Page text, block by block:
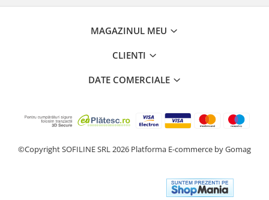
MAGAZINUL MEU
CLIENTI
DATE COMERCIALE
©Copyright SOFILINE SRL 2026 Platforma E-commerce by Gomag